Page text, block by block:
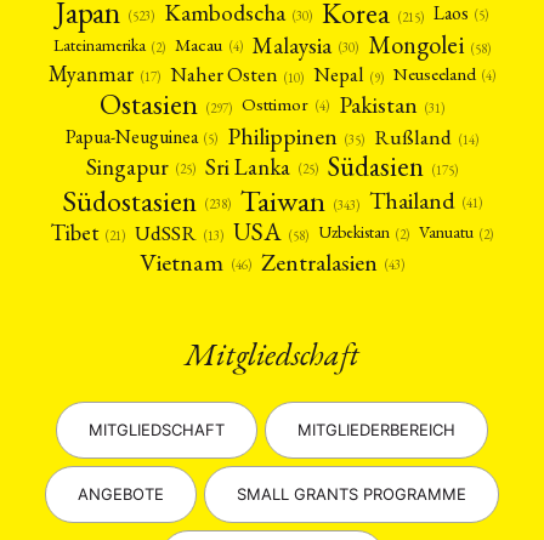
Japan (523) Kambodscha (30) Korea (215) Laos (5)
Lateinamerika (2) Macau (4) Malaysia (30) Mongolei (58)
Myanmar (17) Naher Osten (10) Nepal (9) Neuseeland (4)
Ostasien (297) Osttimor (4) Pakistan (31)
Papua-Neuguinea (5) Philippinen (35) Rußland (14)
Singapur (25) Sri Lanka (25) Südasien (175)
Südostasien (238) Taiwan (343) Thailand (41)
Tibet (21) UdSSR (13) USA (58) Uzbekistan (2) Vanuatu (2)
Vietnam (46) Zentralasien (43)
Mitgliedschaft
MITGLIEDSCHAFT MITGLIEDERBEREICH
ANGEBOTE SMALL GRANTS PROGRAMME